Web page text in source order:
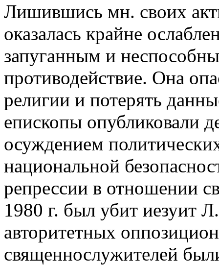
Лишившись мн. своих
оказалась крайне
запуганным и
противодействие. Она
религии и потерять
епископы опубликовали
осуждением
национальной
репрессии в отношении
1980 г. был убит иезуит
авторитетных
священнослужителей